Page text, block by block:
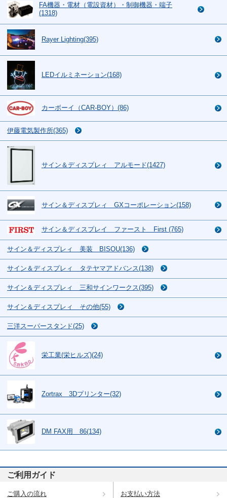
FA機器・電材（電設資材）・制御機器・端子
(1318)
Rayer Lighting(395)
LEDイルミネーション(168)
カーボーイ（CAR-BOY）(86)
伊藤電気製作所(365)
サイン＆ディスプレィ アルモード(1427)
サイン＆ディスプレィ GXコーポレーション(158)
サイン＆ディスプレイ ファースト First (765)
サイン＆ディスプレィ 美装 BISOU(136)
サイン＆ディスプレィ タテヤマアドバンス(138)
サイン＆ディスプレィ 三和サインワークス(395)
サイン＆ディスプレィ その他(55)
三洋スーパースタンド(25)
栄工業(栄ヒルズ)(24)
Zortrax 3Dプリンター(32)
DM FAX用 86(134)
ご利用ガイド
ご購入の流れ お支払い方法